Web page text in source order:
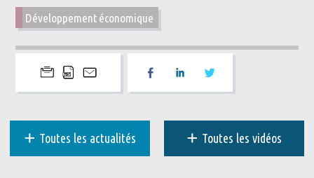
Développement économique
+ Toutes les actualités + Toutes les vidéos